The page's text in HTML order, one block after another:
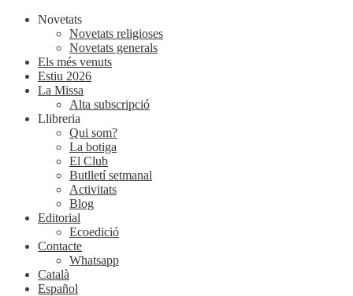
Novetats
Novetats religioses
Novetats generals
Els més venuts
Estiu 2026
La Missa
Alta subscripció
Llibreria
Qui som?
La botiga
El Club
Butlletí setmanal
Activitats
Blog
Editorial
Ecoedició
Contacte
Whatsapp
Català
Español